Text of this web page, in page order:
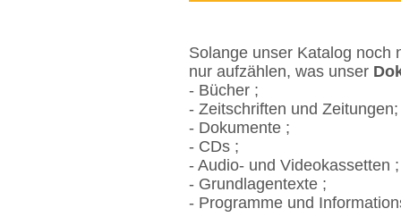
Solange unser Katalog noch
nur aufzählen, was unser
- Bücher ;
- Zeitschriften und Zeitungen;
- Dokumente ;
- CDs ;
- Audio- und Videokassetten ;
- Grundlagentexte ;
- Programme und